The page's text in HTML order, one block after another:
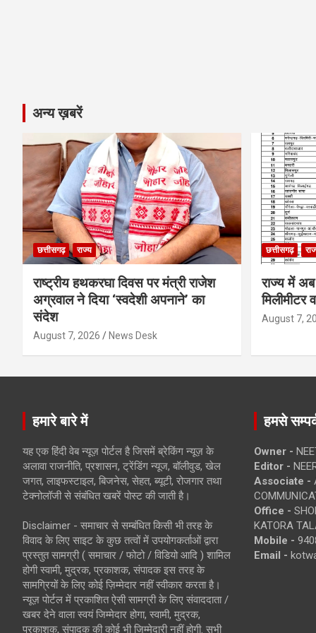
अन्य ख़बरें
छत्तीसगढ़ राज्य
राष्ट्रीय हथकरघा दिवस पर मंत्री राजेश
अग्रवाल ने दिया ‘स्वदेशी अपनाने’ का
संदेश
August 7, 2026 News Desk
छत्तीसगढ़
राज्य में
मिलीमीटर
August 7,
हमारे बारे में
यह एक हिंदी वेब न्यूज़ पोर्टल है जिसमें ब्रेकिंग न्यूज़ के
अलावा राजनीति, प्रशासन, ट्रेंडिंग न्यूज, बॉलीवुड, खेल
जगत, लाइफस्टाइल, बिजनेस, सेहत, ब्यूटी, रोजगार तथा
टेक्नोलॉजी से संबंधित खबरें पोस्ट की जाती है।
Disclaimer - समाचार से सम्बंधित किसी भी तरह के
विवाद के लिए साइट के कुछ तत्वों में उपयोगकर्ताओं द्वारा
प्रस्तुत सामग्री ( समाचार / फोटो / विडियो आदि ) शामिल
होगी स्वामी, मुद्रक, प्रकाशक, संपादक इस तरह के
सामग्रियों के लिए कोई ज़िम्मेदार नहीं स्वीकार करता है।
न्यूज़ पोर्टल में प्रकाशित ऐसी सामग्री के लिए संवाददाता /
खबर देने वाला स्वयं जिम्मेदार होगा, स्वामी, मुद्रक,
प्रकाशक, संपादक की कोई भी जिम्मेदारी नहीं होगी. सभी
हमसे
Owner -
Editor -
Associate -
Office -
KATORA
Mobile -
Email -